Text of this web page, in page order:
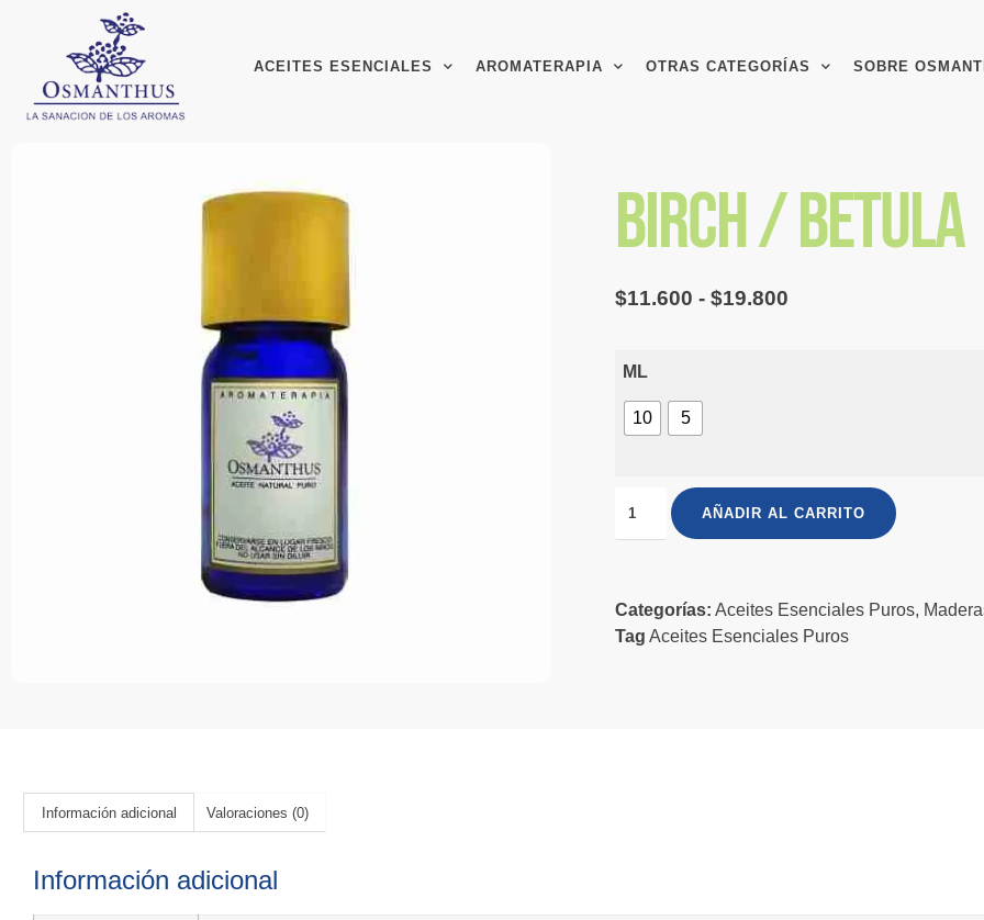
ACEITES ESENCIALES AROMATERAPIA OTRAS CATEGORÍAS SOBRE
BIRCH / BETULA
$11.600 - $19.800
ML
10 5
AÑADIR AL CARRITO
Categorías: Aceites Esenciales Puros,
Tag Aceites Esenciales Puros
Información adicional Valoraciones (0)
Información adicional